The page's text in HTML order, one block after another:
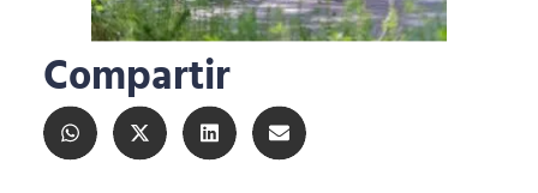
Compartir